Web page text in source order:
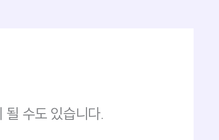
될 수도 있습니다.